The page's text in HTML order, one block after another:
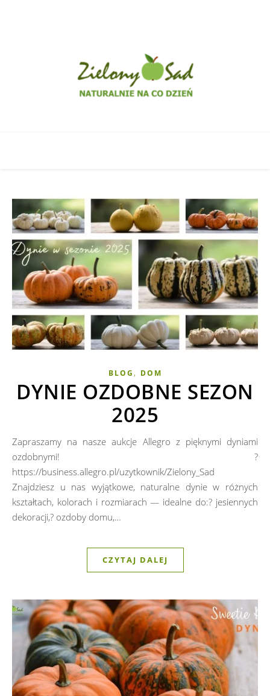
BLOG , DOM
DYNIE OZDOBNE SEZON
2025
Zapraszamy na nasze aukcje Allegro z pięknymi dyniami
ozdobnymi! ?
https://business.allegro.pl/uzytkownik/Zielony_Sad
Znajdziesz u nas wyjątkowe, naturalne dynie w różnych
kształtach, kolorach i rozmiarach — idealne do:? jesiennych
dekoracji,? ozdoby domu,…
CZYTAJ DALEJ